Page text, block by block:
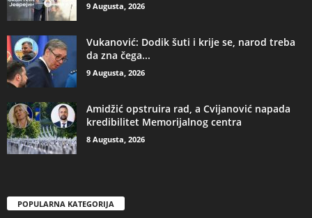
9 Augusta, 2026
​Vukanović: Dodik šuti i krije se, narod treba
da zna čega...
9 Augusta, 2026
Amidžić opstruira rad, a Cvijanović napada
kredibilitet Memorijalnog centra
8 Augusta, 2026
POPULARNA KATEGORIJA